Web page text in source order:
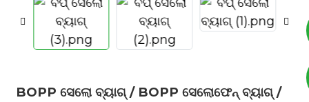
+୮୬୧୯୯୫୩୯୩୯୨୬୪
BOPP ସେଲୋ ବ୍ୟାଗ୍ / BOPP ସେଲୋଫେନ୍ ବ୍ୟାଗ୍ /